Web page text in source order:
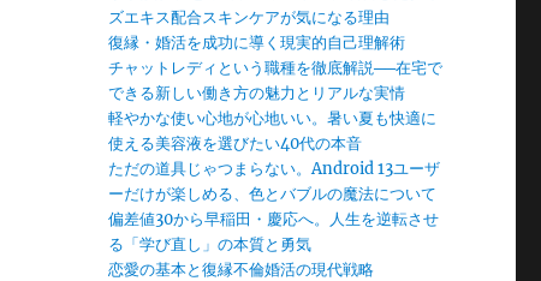
ズエキス配合スキンケアが気になる理由
復縁・婚活を成功に導く現実的自己理解術
チャットレディという職種を徹底解説──在宅で
できる新しい働き方の魅力とリアルな実情
軽やかな使い心地が心地いい。暑い夏も快適に
使える美容液を選びたい40代の本音
ただの道具じゃつまらない。Android 13ユーザ
ーだけが楽しめる、色とバブルの魔法について
偏差値30から早稲田・慶応へ。人生を逆転させ
る「学び直し」の本質と勇気
恋愛の基本と復縁不倫婚活の現代戦略